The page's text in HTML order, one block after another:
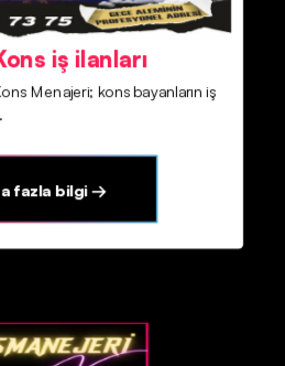
iş ilanları
Menajeri; kons bayanların iş
fazla bilgi →